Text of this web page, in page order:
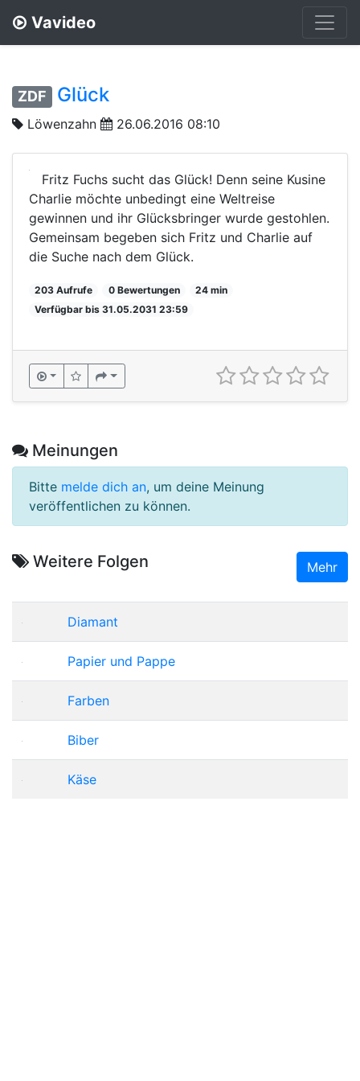
Vavideo
ZDF Glück
Löwenzahn 26.06.2016 08:10
Fritz Fuchs sucht das Glück! Denn seine Kusine
Charlie möchte unbedingt eine Weltreise
gewinnen und ihr Glücksbringer wurde gestohlen.
Gemeinsam begeben sich Fritz und Charlie auf
die Suche nach dem Glück.
203 Aufrufe 0 Bewertungen
24 min
Verfügbar bis 31.05.2031 23:59
Meinungen
Bitte melde dich an, um deine Meinung
veröffentlichen zu können.
Weitere Folgen Mehr
Diamant
Papier und Pappe
Farben
Biber
Käse